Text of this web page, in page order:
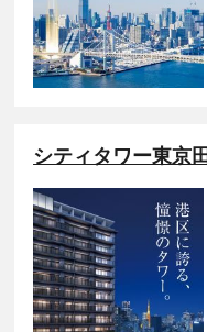
シティタワー東京田